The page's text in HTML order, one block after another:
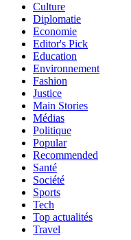
Culture
Diplomatie
Economie
Editor's Pick
Education
Environnement
Fashion
Justice
Main Stories
Médias
Politique
Popular
Recommended
Santé
Société
Sports
Tech
Top actualités
Travel